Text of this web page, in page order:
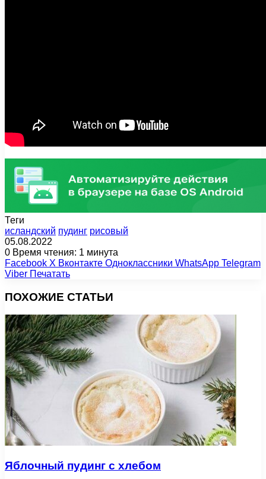
Теги
исландский пудинг рисовый
05.08.2022
0 Время чтения: 1 минута
Facebook X Вконтакте Одноклассники WhatsApp Telegram
Viber Печатать
ПОХОЖИЕ СТАТЬИ
Яблочный пудинг с хлебом